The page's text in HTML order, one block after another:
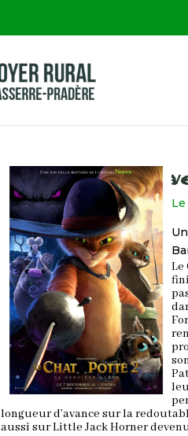
Le Chat Potté 2:
Le
longueur d’avance sur la
aussi sur Little Jack Horner